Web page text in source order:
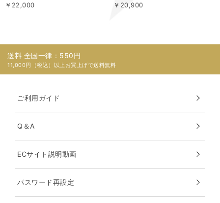
￥22,000 ￥20,900
送料 全国一律：550円
11,000円（税込）以上お買上げで送料無料
ご利用ガイド
Q＆A
ECサイト説明動画
パスワード再設定